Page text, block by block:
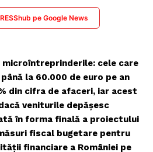
pe Google News
cele care
la 60.000 de euro pe an
din cifra de afaceri, iar acest
veniturile depășesc
în forma finală a proiectului
fiscal bugetare pentru
financiare a României pe